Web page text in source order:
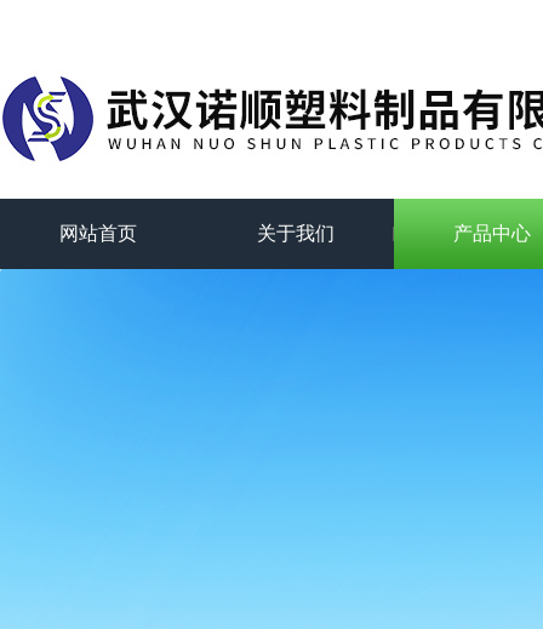
网站首页 关于我们 产品中心